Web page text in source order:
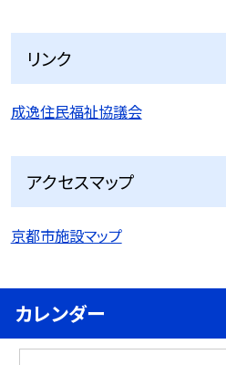
リンク
成逸住民福祉協議会
アクセスマップ
京都市施設マップ
カレンダー